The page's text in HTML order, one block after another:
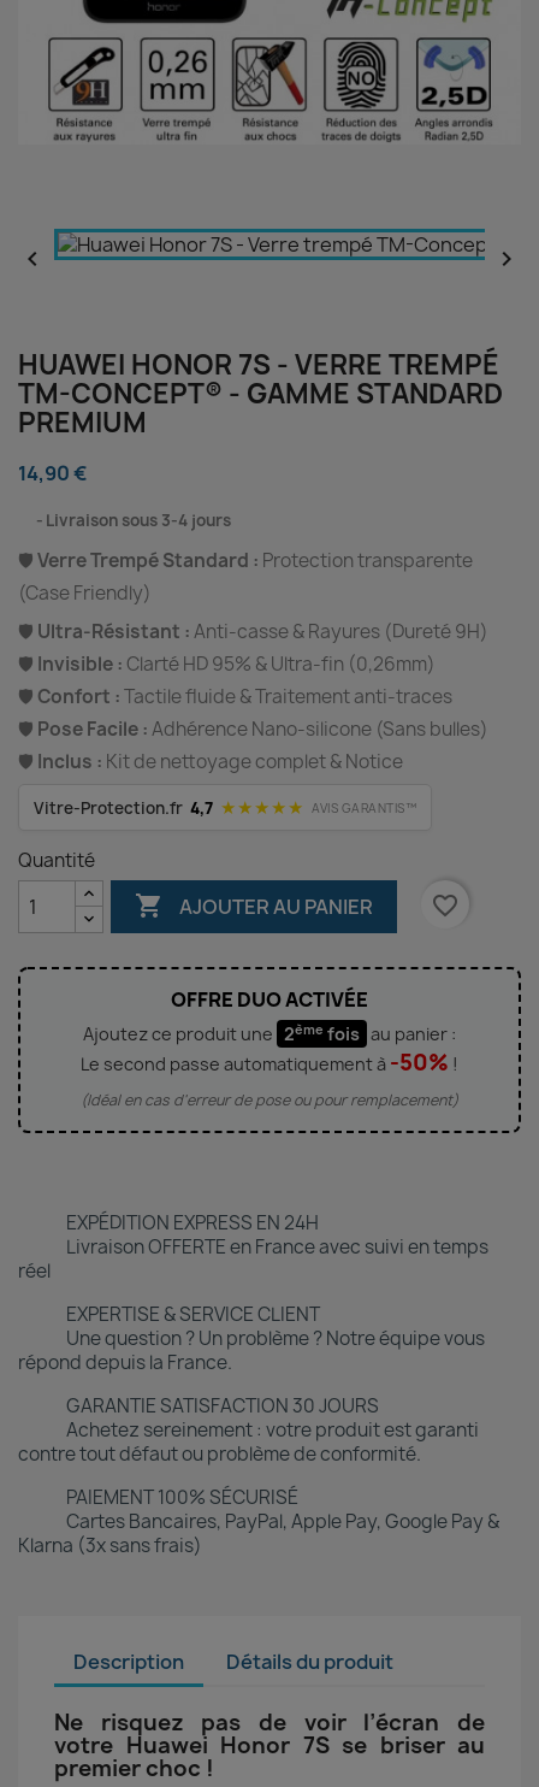
 
HUAWEI HONOR 7S - VERRE TREMPÉ
TM-CONCEPT® - GAMME STANDARD
PREMIUM
14,90 €
Livraison sous 3-4 jours
🛡️Verre Trempé Standard : Protection transparente
(Case Friendly)
🛡️ Ultra-Résistant :Anti-casse & Rayures (Dureté 9H)
🛡️ Invisible : Clarté HD 95% & Ultra-fin (0,26mm)
🛡️ Confort :Tactile fluide & Traitement anti-traces
🛡️ Pose Facile :Adhérence Nano-silicone (Sans bulles)
🛡️ Inclus : Kit de nettoyage complet & Notice
Vitre-Protection.fr 4,7 ★★★★★ AVIS GARANTIS™
Quantité
 AJOUTER AU PANIER favorite_border
OFFRE DUO ACTIVÉE
Ajoutez ce produit une 2ème fois au panier :
Le second passe automatiquement à -50% !
(Idéal en cas d'erreur de pose ou pour remplacement)
EXPÉDITION EXPRESS EN 24H
Livraison OFFERTE en France avec suivi en temps
réel
EXPERTISE & SERVICE CLIENT
Une question ? Un problème ? Notre équipe vous
répond depuis la France.
GARANTIE SATISFACTION 30 JOURS
Achetez sereinement : votre produit est garanti
contre tout défaut ou problème de conformité.
PAIEMENT 100% SÉCURISÉ
Cartes Bancaires, PayPal, Apple Pay, Google Pay &
Klarna (3x sans frais)
Description Détails du produit
Ne risquez pas de voir l’écran de
votre Huawei Honor 7S se briser au
premier choc !